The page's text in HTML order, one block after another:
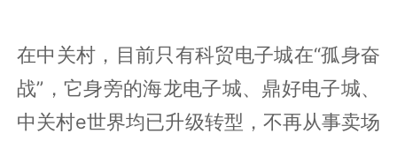
在中关村，目前只有科贸电子城在“孤身奋
战”，它身旁的海龙电子城、鼎好电子城、
中关村e世界均已升级转型，不再从事卖场